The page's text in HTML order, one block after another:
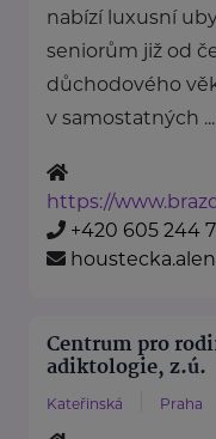
nabízí luxusní
seniorům již od
důchodového
v samostatných ...
https://
+420 605 244
Centrum pro
adiktologie, z.ú.
Kateřinská Praha